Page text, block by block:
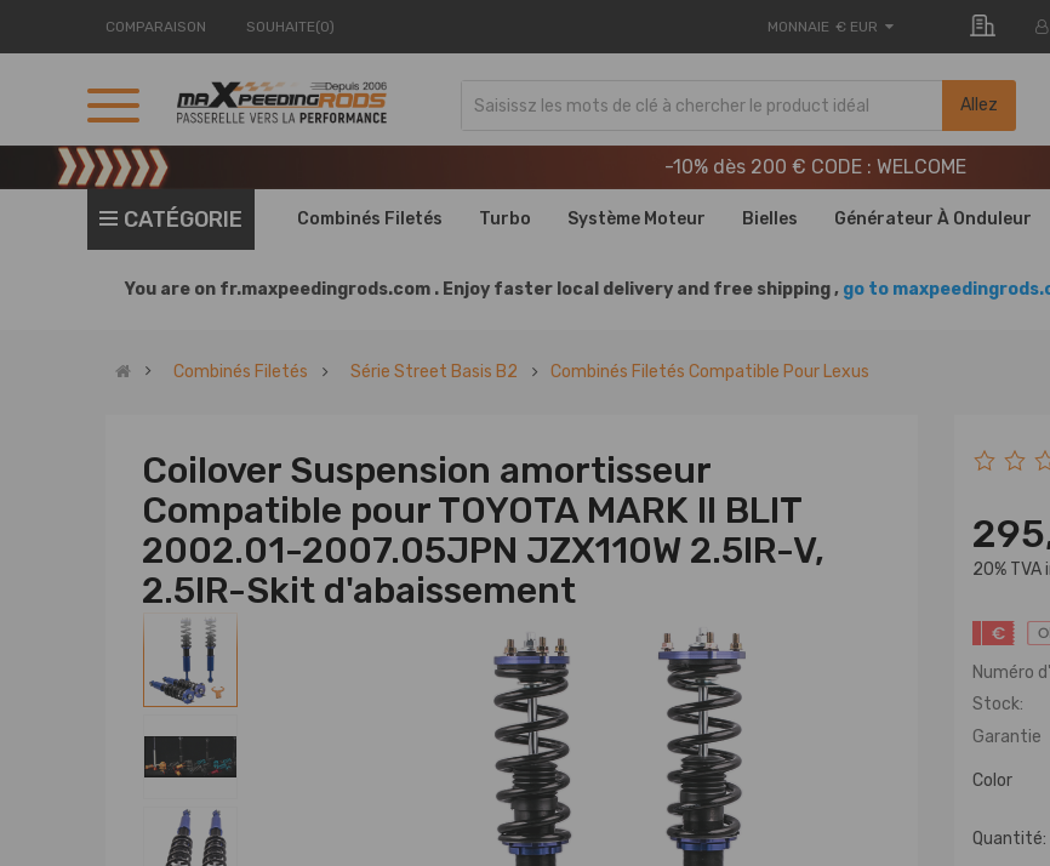
COMPARAISON SOUHAITE(0) MONNAIE € EUR
Allez
LIVRAISON GRATUITE À DOMICILE - FR
20e anniversaire : -9% | CODE : MXR20TH
-10% dès 200 € CODE : WELCOME
LIVRAISON GRATUITE À DOMICILE - FR
CATÉGORIE Combinés Filetés Turbo Système Moteur Bielles Générateur À Onduleur
You are on fr.maxpeedingrods.com . Enjoy faster local delivery and free shipping , go to
Combinés Filetés Série Street Basis B2 Combinés Filetés Compatible Pour Lexus
Coilover Suspension amortisseur
Compatible pour TOYOTA MARK II BLIT
2002.01-2007.05JPN JZX110W 2.5IR-V,
2.5IR-Skit d'abaissement
20% TVA
€
Numéro
Stock:
Garantie
Color
Quantité: